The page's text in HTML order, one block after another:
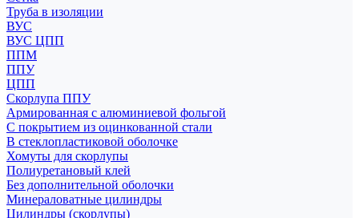
Труба в изоляции
ВУС
ВУС ЦПП
ППМ
ППУ
ЦПП
Скорлупа ППУ
Армированная с алюминиевой фольгой
С покрытием из оцинкованной стали
В стеклопластиковой оболочке
Хомуты для скорлупы
Полиуретановый клей
Без дополнительной оболочки
Минераловатные цилиндры
Цилиндры (скорлупы)